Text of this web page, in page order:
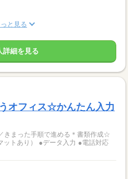
っと見る
詳細を見る
オフィス☆かんたん入力
きまった手順で進める＊書類作成☆
ットあり） ●データ入力 ●電話対応